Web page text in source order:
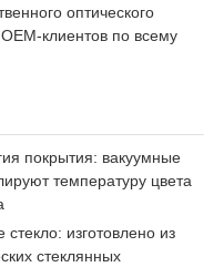
оптического
клиентов по всему
покрытия: вакуумные
температуру цвета
изготовлено из
стеклянных